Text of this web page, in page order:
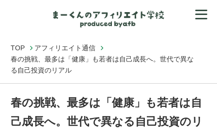
TOP
アフィリエイト通信
春の挑戦、最多は「健康」も若者は自己成長へ。世代で異な
る自己投資のリアル
春の挑戦、最多は「健康」も若者は自
己成長へ。世代で異なる自己投資のリ